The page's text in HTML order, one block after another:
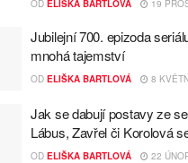
OD ELIŠKA BARTLOVÁ 19
Jubilejní 700. epizoda
mnohá tajemství
OD ELIŠKA BARTLOVÁ 8
Jak se dabují postavy ze
Lábus, Zavřel či Korolová
OD ELIŠKA BARTLOVÁ 22